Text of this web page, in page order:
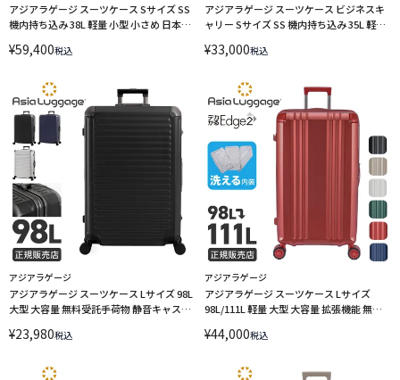
アジアラゲージ スーツケース Sサイズ SS
機内持ち込み 38L 軽量 小型 小さめ 日本製
パー フレームタイプ 4輪 双輪 キャリーケ
Rivetless Frame MX-8011RV-18 LINECPN
¥59,400税込
アジアラゲージ スーツケース ビジネスキ
ャリー Sサイズ SS 機内持ち込み 35L 軽量
ャスター ストッパー 4輪 双輪 ASIA
LINECPN
¥33,000税込
アジアラゲージ
アジアラゲージ スーツケース Lサイズ 98L
大型 大容量 無料受託手荷物 静音キャスタ
A.L.I ASIA LUGGAGE AEOLUS ALI-AEO-
¥23,980税込
アジアラゲージ
アジアラゲージ スーツケース Lサイズ
98L/111L 軽量 大型 大容量 拡張機能 無料
輪 双輪 A.L.I Asia Luggage デカかる
¥44,000税込